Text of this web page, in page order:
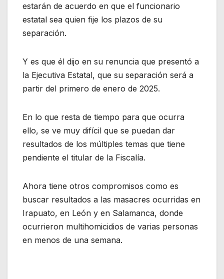
estarán de acuerdo en que el funcionario
estatal sea quien fije los plazos de su
separación.
Y es que él dijo en su renuncia que presentó a
la Ejecutiva Estatal, que su separación será a
partir del primero de enero de 2025.
En lo que resta de tiempo para que ocurra
ello, se ve muy difícil que se puedan dar
resultados de los múltiples temas que tiene
pendiente el titular de la Fiscalía.
Ahora tiene otros compromisos como es
buscar resultados a las masacres ocurridas en
Irapuato, en León y en Salamanca, donde
ocurrieron multihomicidios de varias personas
en menos de una semana.